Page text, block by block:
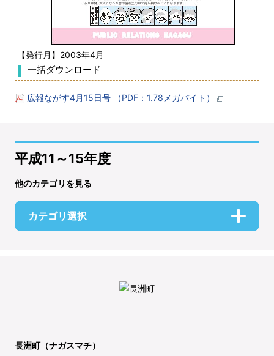
【発行月】2003年4月
一括ダウンロード
広報ながす4月15日号 （PDF：1.78メガバイト）
平成11～15年度
他のカテゴリを見る
カテゴリ選択
長洲町（ナガスマチ）